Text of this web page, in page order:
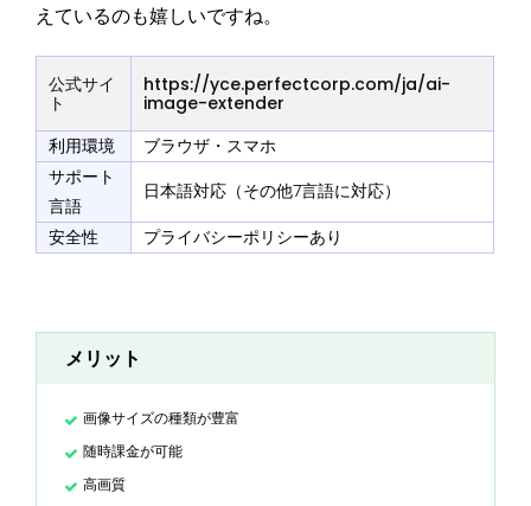
えているのも嬉しいですね。
公式サイ
ト
https://yce.perfectcorp.com/ja/ai-
image-extender
利用環境
ブラウザ・スマホ
サポート
言語
日本語対応（その他7言語に対応）
安全性
プライバシーポリシーあり
メリット
画像サイズの種類が豊富
随時課金が可能
高画質